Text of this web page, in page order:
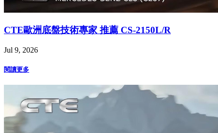
CTE歐洲底盤技術專家 推薦 CS-2150L/R
Jul 9, 2026
閱讀更多